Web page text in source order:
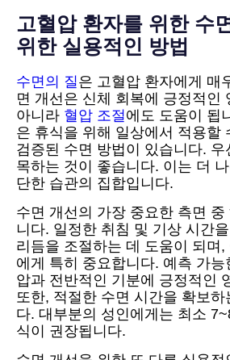
고혈압 환자를 위한 수
위한 실용적인 방법
수면의 질은 고혈압 환자에게 매
면 개선은 신체 회복에 긍정적인
아니라 혈압 조절 에도 도움이 됩
은 휴식을 위해 일상에서 적용할
검증된 수면 방법이 있습니다.
목하는 것이 좋습니다. 이는 더
단한 습관의 집합입니다.
수면 개선의 가장 중요한 측면 중
니다. 일정한 취침 및 기상 시간
리듬을 조절하는 데 도움이 되며
에게 특히 중요합니다. 예측 가능
압과 전반적인 기분에 긍정적인
또한, 적절한 수면 시간을 확보하
다. 대부분의 성인에게는 최소
식이 권장됩니다.